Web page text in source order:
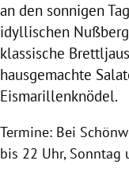
an den sonnigen
idyllischen Nußberg
klassische
hausgemachte
Eismarillenknödel.
Termine: Bei
bis 22 Uhr, Sonntag